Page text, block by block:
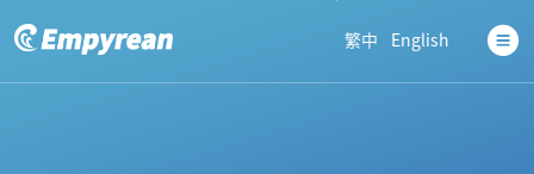
English
繁中